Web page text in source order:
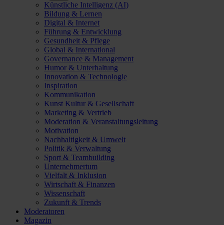
Künstliche Intelligenz (AI)
Bildung & Lernen
Digital & Internet
Führung & Entwicklung
Gesundheit & Pflege
Global & International
Governance & Management
Humor & Unterhaltung
Innovation & Technologie
Inspiration
Kommunikation
Kunst Kultur & Gesellschaft
Marketing & Vertrieb
Moderation & Veranstaltungsleitung
Motivation
Nachhaltigkeit & Umwelt
Politik & Verwaltung
Sport & Teambuilding
Unternehmertum
Vielfalt & Inklusion
Wirtschaft & Finanzen
Wissenschaft
Zukunft & Trends
Moderatoren
Magazin